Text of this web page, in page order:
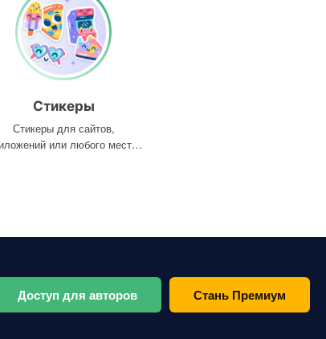
Стикеры
Стикеры для сайтов,
или любого места,
Доступ для авторов Стань Премиум